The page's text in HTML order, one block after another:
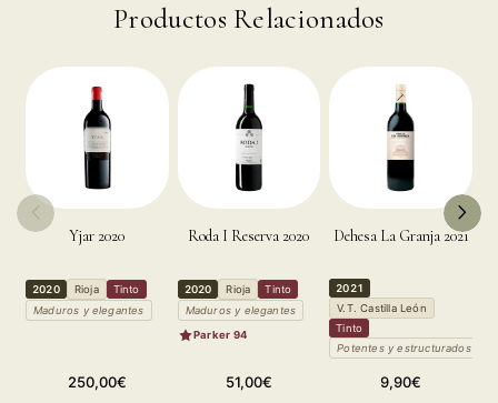
Productos Relacionados
Yjar 2020
2020 Rioja
Tinto
Maduros y elegantes
Precio
250,00€
Roda I Reserva 2020
2020 Rioja
Tinto
Maduros y elegantes
Parker 94
Precio
51,00€
Dehesa La Granja 2021
2021
V.T. Castilla León
Tinto
Potentes y estructurados
Precio
9,90€